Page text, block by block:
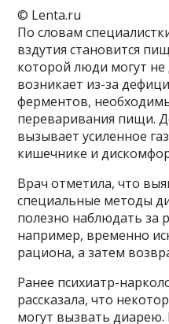
© Lenta.ru
По словам
вздутия становится
которой люди могут не
возникает из-за
ферментов,
переваривания пищи.
вызывает усиленное
кишечнике и
Врач отметила, что
специальные методы
полезно наблюдать за
например, временно
рациона, а затем
Ранее психиатр-
рассказала, что
могут вызвать